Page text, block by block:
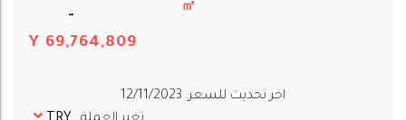
㎡
-
TRY 69,764,809
اخر تحديث للسعر:
12/11/2023